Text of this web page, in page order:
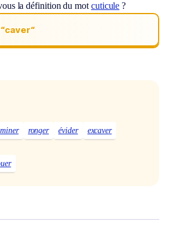
la définition du mot cuticule ?
“caver“
miner ronger évider excaver